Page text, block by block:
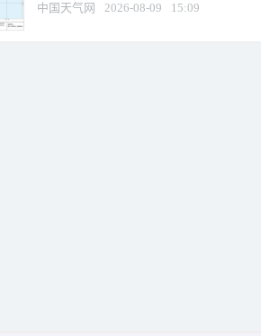
中国天气网 2026-08-09 15:09